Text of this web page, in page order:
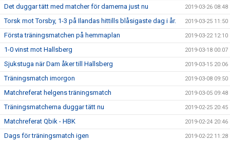
Det duggar tätt med matcher för damerna just nu 2019-03-26 08:48
Torsk mot Torsby, 1-3 på Ilandas hittills blåsigaste dag i år. 2019-03-25 11:50
Första träningsmatchen på hemmaplan 2019-03-22 12:10
1-0 vinst mot Hallsberg 2019-03-18 00:07
Sjukstuga när Dam åker till Hallsberg 2019-03-15 20:06
Träningsmatch imorgon 2019-03-08 09:50
Matchreferat helgens träningsmatch 2019-03-05 09:48
Träningsmatcherna duggar tätt nu 2019-02-25 20:45
Matchreferat Qbik - HBK 2019-02-24 20:46
Dags för träningsmatch igen 2019-02-22 11:28